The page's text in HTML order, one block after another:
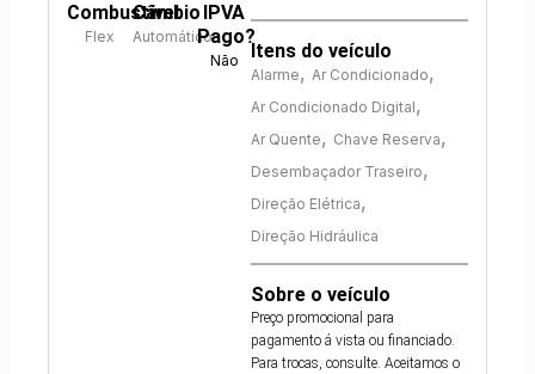
Combustível
Flex
Câmbio
Automático
IPVA
Pago?
Não Itens do veículo
Alarme, Ar Condicionado,
Ar Condicionado Digital,
Ar Quente, Chave Reserva,
Desembaçador Traseiro,
Direção Elétrica,
Direção Hidráulica
Sobre o veículo
Preço promocional para
pagamento á vista ou financiado.
Para trocas, consulte. Aceitamos o